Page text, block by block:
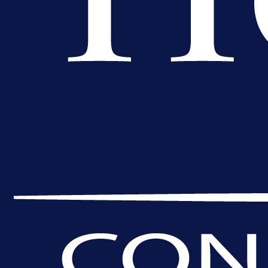
A Selekcija
Da li je selektor zadovoljan: Evo